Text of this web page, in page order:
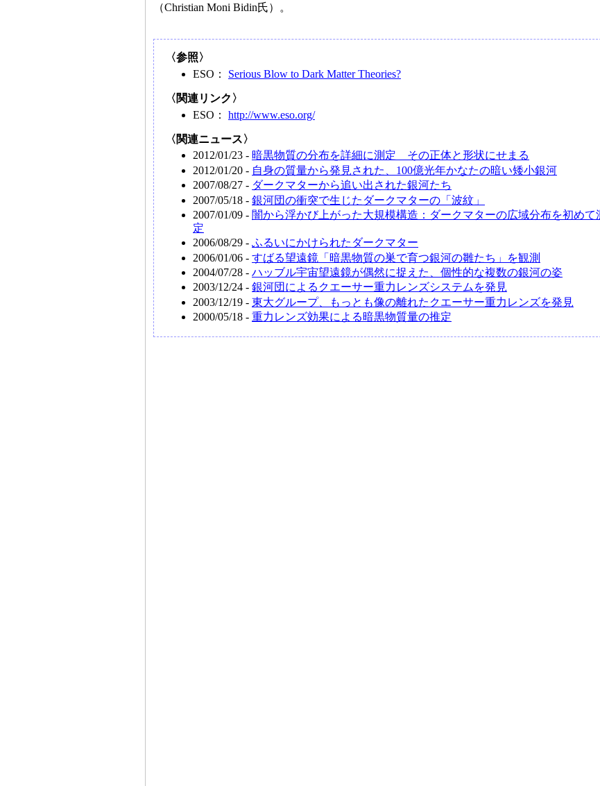
（Christian Moni Bidin氏）。
〈参照〉
ESO： Serious Blow to Dark Matter Theories?
〈関連リンク〉
ESO： http://www.eso.org/
〈関連ニュース〉
2012/01/23 - 暗黒物質の分布を詳細に測定 その正体と形状にせまる
2012/01/20 - 自身の質量から発見された、100億光年かなたの暗い矮小銀河
2007/08/27 - ダークマターから追い出された銀河たち
2007/05/18 - 銀河団の衝突で生じたダークマターの「波紋」
2007/01/09 - 闇から浮かび上がった大規模構造：ダークマターの広域分布を初めて
定
2006/08/29 - ふるいにかけられたダークマター
2006/01/06 - すばる望遠鏡「暗黒物質の巣で育つ銀河の雛たち」を観測
2004/07/28 - ハッブル宇宙望遠鏡が偶然に捉えた、個性的な複数の銀河の姿
2003/12/24 - 銀河団によるクエーサー重力レンズシステムを発見
2003/12/19 - 東大グループ、もっとも像の離れたクエーサー重力レンズを発見
2000/05/18 - 重力レンズ効果による暗黒物質量の推定